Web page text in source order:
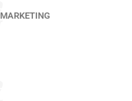
MARKETING